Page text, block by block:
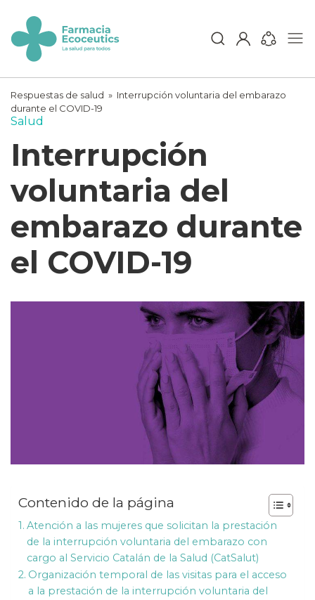
content
ecoceutics
Respuestas de salud » Interrupción voluntaria del embarazo
durante el COVID-19
Salud
Interrupción
voluntaria del
embarazo durante
el COVID-19
Contenido de la página
Atención a las mujeres que solicitan la prestación
de la interrupción voluntaria del embarazo con
cargo al Servicio Catalán de la Salud (CatSalut)
Organización temporal de las visitas para el acceso
a la prestación de la interrupción voluntaria del